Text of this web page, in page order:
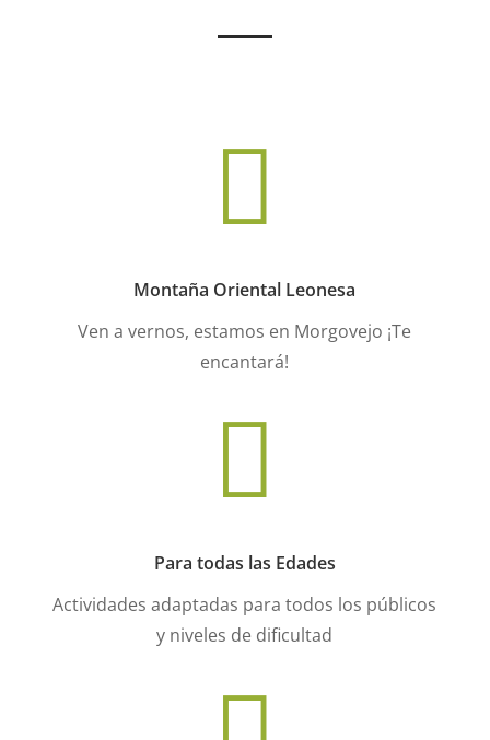

Montaña Oriental Leonesa
Ven a vernos, estamos en Morgovejo ¡Te
encantará!

Para todas las Edades
Actividades adaptadas para todos los públicos
y niveles de dificultad